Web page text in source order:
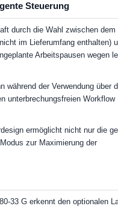
Steuerung
durch die Wahl zwischen dem
im Lieferumfang enthalten)
Arbeitspausen wegen
während der Verwendung über
unterbrechungsfreien Workflow
ermöglicht nicht nur die
zur Maximierung der
33 G erkennt den optionalen